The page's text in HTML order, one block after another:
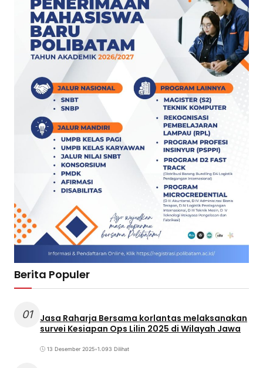
Berita Populer
01
Jasa Raharja Bersama korlantas melaksanakan
survei Kesiapan Ops Lilin 2025 di Wilayah Jawa
13 Desember 2025•1.093 Dilihat